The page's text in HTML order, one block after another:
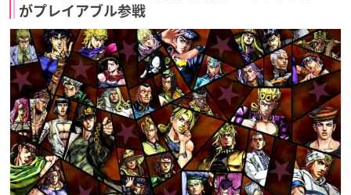
がプレイアブル参戦